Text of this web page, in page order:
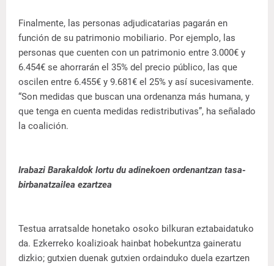
Finalmente, las personas adjudicatarias pagarán en
función de su patrimonio mobiliario. Por ejemplo, las
personas que cuenten con un patrimonio entre 3.000€ y
6.454€ se ahorrarán el 35% del precio público, las que
oscilen entre 6.455€ y 9.681€ el 25% y así sucesivamente.
“Son medidas que buscan una ordenanza más humana, y
que tenga en cuenta medidas redistributivas”, ha señalado
la coalición.
Irabazi Barakaldok lortu du adinekoen ordenantzan tasa-
birbanatzailea ezartzea
Testua arratsalde honetako osoko bilkuran eztabaidatuko
da. Ezkerreko koalizioak hainbat hobekuntza gaineratu
dizkio; gutxien duenak gutxien ordainduko duela ezartzen